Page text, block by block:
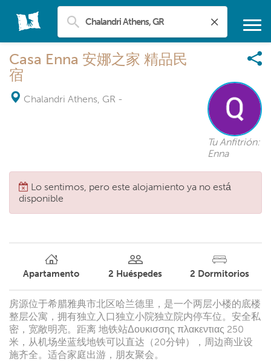
Casa Enna 安娜之家 精品民
宿
Chalandri Athens, GR -
Tu Anfitrión:
Enna
Lo sentimos, pero este alojamiento ya no está
disponible
Apartamento 2 Huéspedes 2 Dormitorios
房源位于希腊雅典市北区哈兰德里，是一个两层小楼的底楼
整层公寓，拥有独立入口独立小院独立院内停车位。安全私
密，宽敞明亮。距离 地铁站Δουκισσης πλακεντιας 250
米，从机场坐蓝线地铁可以直达（20分钟），周边商业设
施齐全。适合家庭出游，朋友聚会。